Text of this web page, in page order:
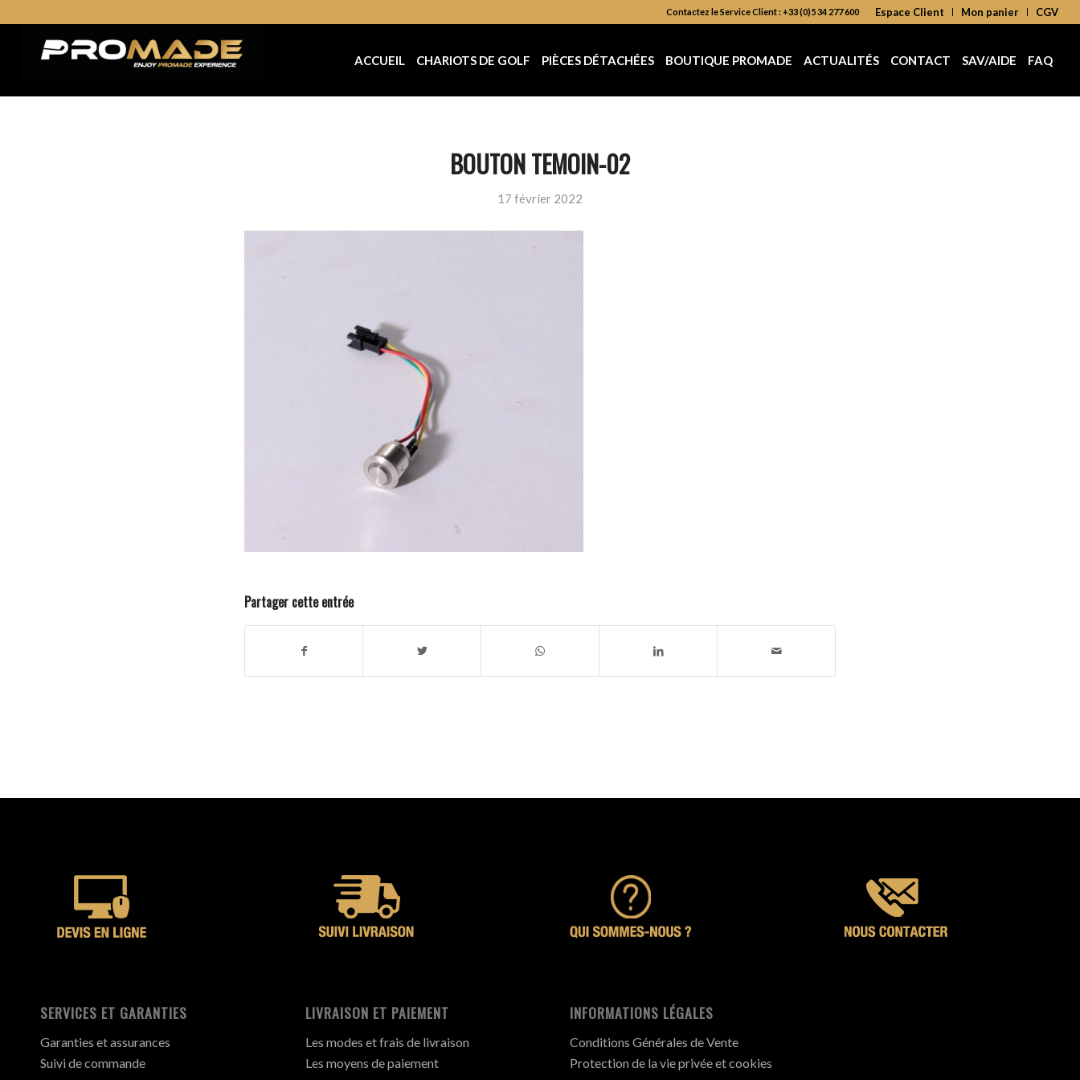
Espace Client Mon panier CGV
Contactez le Service Client : +33 (0)5 34 277 600
ACCUEIL CHARIOTS DE GOLF PIÈCES DÉTACHÉES BOUTIQUE PROMADE ACTUALITÉS CONTACT SAV/AIDE FAQ
BOUTON TEMOIN-02
17 février 2022
Partager cette entrée
SERVICES ET GARANTIES
Garanties et assurances
Suivi de commande
LIVRAISON ET PAIEMENT
Les modes et frais de livraison
Les moyens de paiement
INFORMATIONS LÉGALES
Conditions Générales de Vente
Protection de la vie privée et cookies